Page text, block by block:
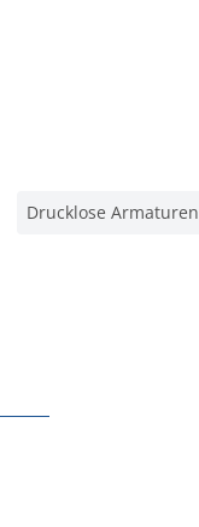
Drucklose Armaturen